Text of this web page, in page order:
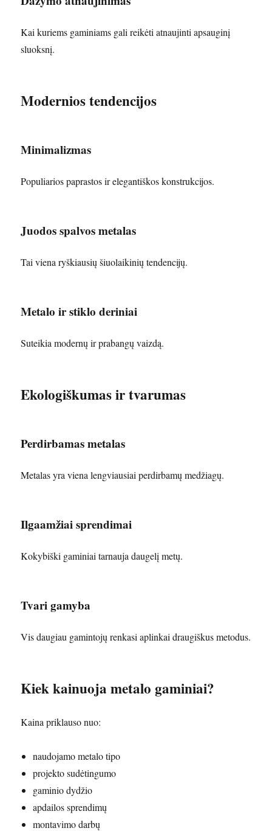
Kai kuriems gaminiams gali reikėti atnaujinti apsauginį
sluoksnį.
Modernios tendencijos
Minimalizmas
Populiarios paprastos ir elegantiškos konstrukcijos.
Juodos spalvos metalas
Tai viena ryškiausių šiuolaikinių tendencijų.
Metalo ir stiklo deriniai
Suteikia modernų ir prabangų vaizdą.
Ekologiškumas ir tvarumas
Perdirbamas metalas
Metalas yra viena lengviausiai perdirbamų medžiagų.
Ilgaamžiai sprendimai
Kokybiški gaminiai tarnauja daugelį metų.
Tvari gamyba
Vis daugiau gamintojų renkasi aplinkai draugiškus metodus.
Kiek kainuoja metalo gaminiai?
Kaina priklauso nuo:
naudojamo metalo tipo
projekto sudėtingumo
gaminio dydžio
apdailos sprendimų
montavimo darbų